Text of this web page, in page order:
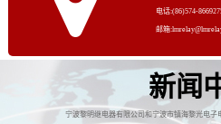
电话:(86)574-
邮箱
新闻
宁波黎明继电器有限公司和宁波市镇海黎光电